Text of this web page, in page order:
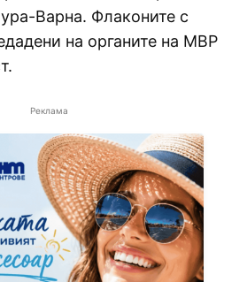
Варна. Флаконите с
на органите на МВР
Реклама